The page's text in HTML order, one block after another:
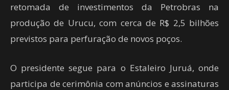
retomada de investimentos da Petrobras na
produção de Urucu, com cerca de R$ 2,5 bilhões
previstos para perfuração de novos poços.
O presidente segue para o Estaleiro Juruá, onde
participa de cerimônia com anúncios e assinaturas